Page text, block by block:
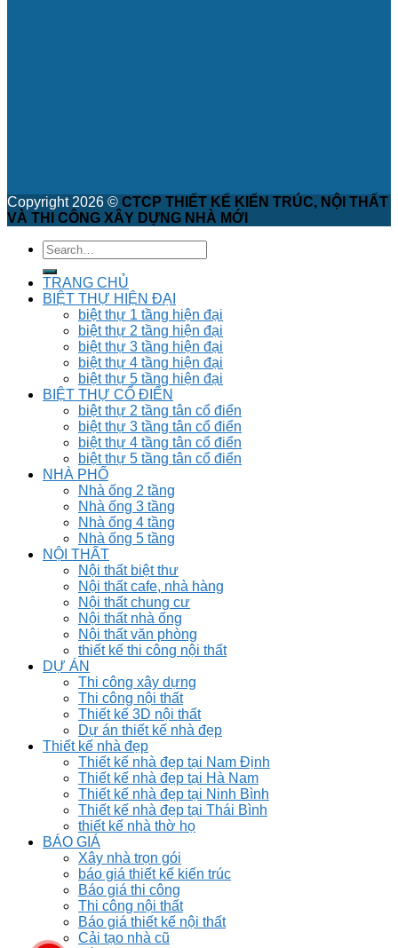
Copyright 2026 © CTCP THIẾT KẾ KIẾN TRÚC, NỘI THẤT
VÀ THI CÔNG XÂY DỰNG NHÀ MỚI
TRANG CHỦ
BIỆT THỰ HIỆN ĐẠI
biệt thự 1 tầng hiện đại
biệt thự 2 tầng hiện đại
biệt thự 3 tầng hiện đại
biệt thự 4 tầng hiện đại
biệt thự 5 tầng hiện đại
BIỆT THỰ CỔ ĐIỂN
biệt thự 2 tầng tân cổ điển
biệt thự 3 tầng tân cổ điển
biệt thự 4 tầng tân cổ điển
biệt thự 5 tầng tân cổ điển
NHÀ PHỐ
Nhà ống 2 tầng
Nhà ống 3 tầng
Nhà ống 4 tầng
Nhà ống 5 tầng
NỘI THẤT
Nội thất biệt thư
Nội thất cafe, nhà hàng
Nội thất chung cư
Nội thất nhà ống
Nội thất văn phòng
thiết kế thi công nội thất
DỰ ÁN
Thi công xây dựng
Thi công nội thất
Thiết kế 3D nội thất
Dự án thiết kế nhà đẹp
Thiết kế nhà đẹp
Thiết kế nhà đẹp tại Nam Định
Thiết kế nhà đẹp tại Hà Nam
Thiết kế nhà đẹp tại Ninh Bình
Thiết kế nhà đẹp tại Thái Bình
thiết kế nhà thờ họ
BÁO GIÁ
Xây nhà trọn gói
báo giá thiết kế kiến trúc
Báo giá thi công
Thi công nội thất
Báo giá thiết kế nội thất
Cải tạo nhà cũ